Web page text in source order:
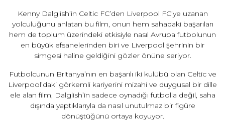
Kenny Dalglish’in Celtic FC’den Liverpool FC’ye uzanan
yolculuğunu anlatan bu film, onun hem sahadaki başarıları
hem de toplum üzerindeki etkisiyle nasıl Avrupa futbolunun
en büyük efsanelerinden biri ve Liverpool şehrinin bir
simgesi haline geldiğini gözler önüne seriyor.
Futbolcunun Britanya’nın en başarılı iki kulübü olan Celtic ve
Liverpool’daki görkemli kariyerini mizahi ve duygusal bir dille
ele alan film, Dalglish’in sadece oynadığı futbolla değil, saha
dışında yaptıklarıyla da nasıl unutulmaz bir figüre
dönüştüğünü ortaya koyuyor.